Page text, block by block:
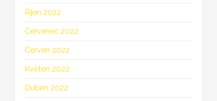
Říjen 2022
Červenec 2022
Červen 2022
Květen 2022
Duben 2022